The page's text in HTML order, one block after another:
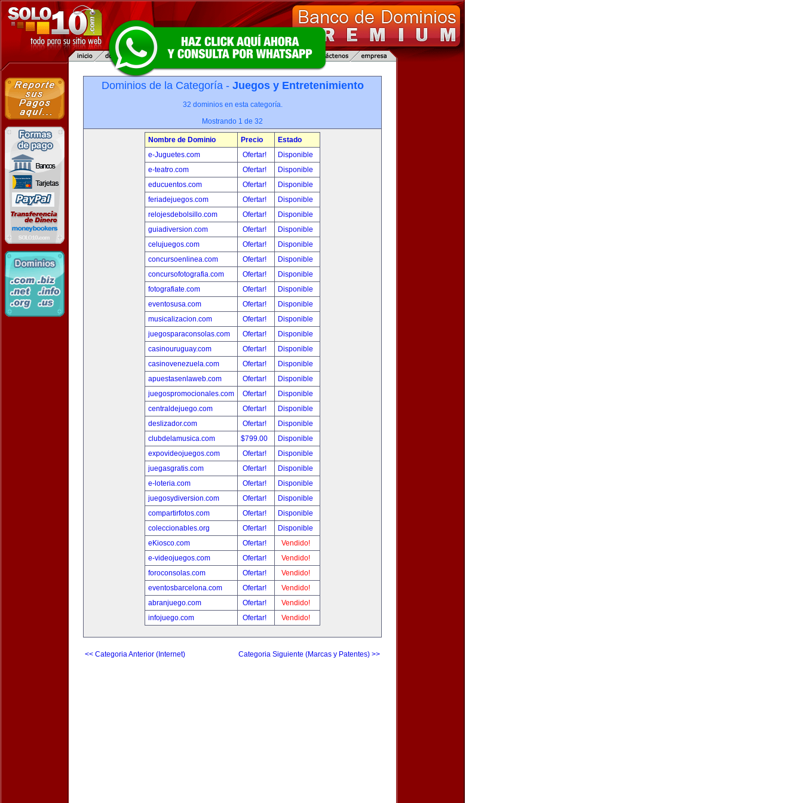
Dominios de la Categoría - Juegos y Entretenimiento
32 dominios en esta categoría.
Mostrando 1 de 32
Nombre de Dominio Precio
Estado
e-Juguetes.com
Ofertar!
Disponible
e-teatro.com
Ofertar!
Disponible
educuentos.com
Ofertar!
Disponible
feriadejuegos.com
Ofertar!
Disponible
relojesdebolsillo.com
Ofertar!
Disponible
guiadiversion.com
Ofertar!
Disponible
celujuegos.com
Ofertar!
Disponible
concursoenlinea.com
Ofertar!
Disponible
concursofotografia.com
Ofertar!
Disponible
fotografiate.com
Ofertar!
Disponible
eventosusa.com
Ofertar!
Disponible
musicalizacion.com
Ofertar!
Disponible
juegosparaconsolas.com
Ofertar!
Disponible
casinouruguay.com
Ofertar!
Disponible
casinovenezuela.com
Ofertar!
Disponible
apuestasenlaweb.com
Ofertar!
Disponible
juegospromocionales.com
Ofertar!
Disponible
centraldejuego.com
Ofertar!
Disponible
deslizador.com
Ofertar!
Disponible
clubdelamusica.com
$799.00
Disponible
expovideojuegos.com
Ofertar!
Disponible
juegasgratis.com
Ofertar!
Disponible
e-loteria.com
Ofertar!
Disponible
juegosydiversion.com
Ofertar!
Disponible
compartirfotos.com
Ofertar!
Disponible
coleccionables.org
Ofertar!
Disponible
eKiosco.com
Ofertar!
Vendido!
e-videojuegos.com
Ofertar!
Vendido!
foroconsolas.com
Ofertar!
Vendido!
eventosbarcelona.com
Ofertar!
Vendido!
abranjuego.com
Ofertar!
Vendido!
infojuego.com
Ofertar! Vendido!
<< Categoria Anterior (Internet) Categoria Siguiente (Marcas y Patentes) >>